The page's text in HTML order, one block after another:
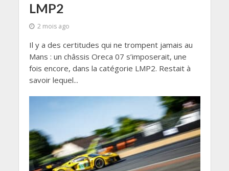
LMP2
2 mois ago
Il y a des certitudes qui ne trompent jamais au
Mans : un châssis Oreca 07 s’imposerait, une
fois encore, dans la catégorie LMP2. Restait à
savoir lequel...